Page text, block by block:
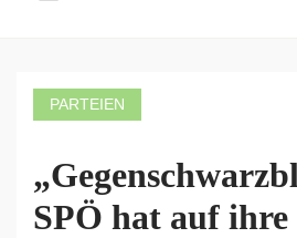
PARTEIEN
SPÖ hat auf ihre